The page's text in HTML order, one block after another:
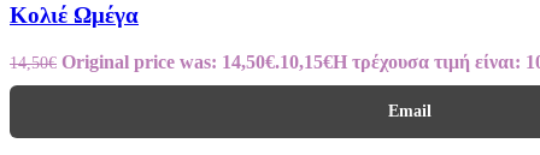
Κολιέ Ωμέγα
14,50€ Original price was: 14,50€.10,15€Η τρέχουσα τιμή είναι:
Email